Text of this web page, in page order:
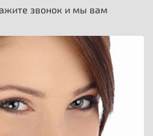
звонок и мы вам